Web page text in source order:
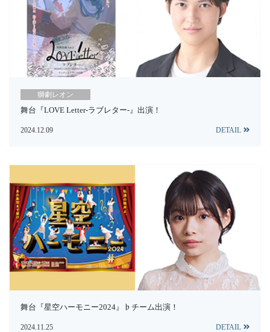
獅劇レオン
舞台『LOVE Letter-ラブレター-』出演！
2024.12.09 DETAIL
舞台『星空ハーモニー2024』♭チーム出演！
2024.11.25 DETAIL